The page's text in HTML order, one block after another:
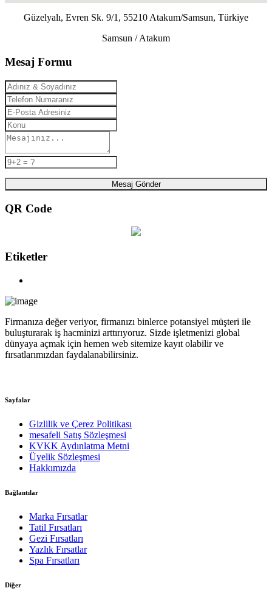
Güzelyalı, Evren Sk. 9/1, 55210 Atakum/Samsun, Türkiye
Samsun / Atakum
Mesaj Formu
Mesaj Gönder
QR Code
Etiketler
Firmanıza değer veriyor, firmanızı binlerce potansiyel müşteri ile
buluşturarak iş hacminizi arttırıyoruz. Sizde işletmenizi global
dünyaya açmak için hemen web sitemize kayıt olabilir ve
fırsatlarımızdan faydalanabilirsiniz.
Sayfalar
Gizlilik ve Çerez Politikası
mesafeli Satış Sözleşmesi
KVKK Aydınlatma Metni
Üyelik Sözleşmesi
Hakkımızda
Bağlantılar
Marka Fırsatlar
Tatil Fırsatları
Gezi Fırsatları
Yazlık Fırsatlar
Spa Fırsatları
Diğer